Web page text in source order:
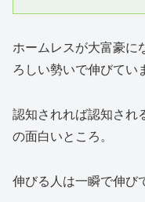
ホームレスが大富豪に
ろしい勢いで伸びてい
認知されれば認知され
の面白いところ。
伸びる人は一瞬で伸び